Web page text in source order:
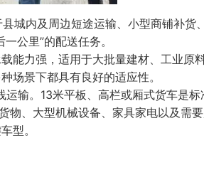
城内及周边短途运输、小型商铺补货
公里”的配送任务。
能力强，适用于大批量建材、工业原
场景下都具有良好的适应性。
运输。13米平板、高栏或厢式货车是
物、大型机械设备、家具家电以及需
型。